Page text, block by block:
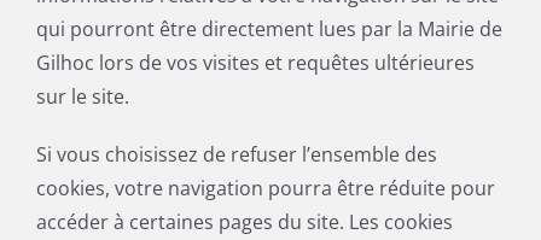
qui pourront être directement lues par la Mairie de
Gilhoc lors de vos visites et requêtes ultérieures
sur le site.
Si vous choisissez de refuser l’ensemble des
cookies, votre navigation pourra être réduite pour
accéder à certaines pages du site. Les cookies